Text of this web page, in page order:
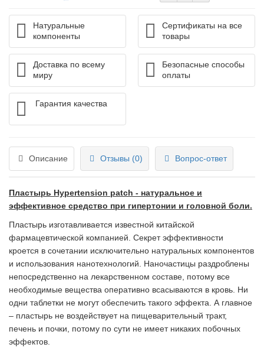
Натуральные
компоненты
Сертификаты на все
товары
Доставка по всему
миру
Безопасные способы
оплаты
Гарантия качества
Описание Отзывы (0) Вопрос-ответ
Пластырь Hypertension patch - натуральное и
эффективное средство при гипертонии и головной боли.
Пластырь изготавливается известной китайской
фармацевтической компанией. Секрет эффективности
кроется в сочетании исключительно натуральных компонентов
и использования нанотехнологий. Наночастицы раздроблены
непосредственно на лекарственном составе, потому все
необходимые вещества оперативно всасываются в кровь. Ни
одни таблетки не могут обеспечить такого эффекта. А главное
– пластырь не воздействует на пищеварительный тракт,
печень и почки, потому по сути не имеет никаких побочных
эффектов.